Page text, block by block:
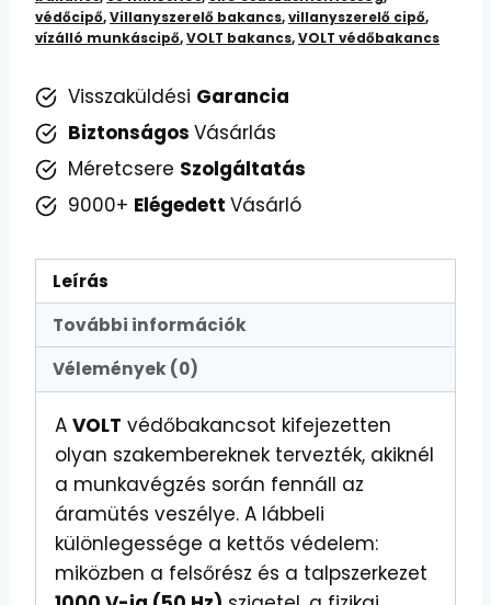
mennyiség
védőcipő,Villanyszerelő bakancs,villanyszerelő cipő,
vízálló munkáscipő,VOLT bakancs,VOLT védőbakancs
Visszaküldési Garancia
Biztonságos Vásárlás
Méretcsere Szolgáltatás
9000+ Elégedett Vásárló
Leírás
További információk
Vélemények (0)
A VOLT védőbakancsot kifejezetten
olyan szakembereknek tervezték, akiknél
a munkavégzés során fennáll az
áramütés veszélye. A lábbeli
különlegessége a kettős védelem:
miközben a felsőrész és a talpszerkezet